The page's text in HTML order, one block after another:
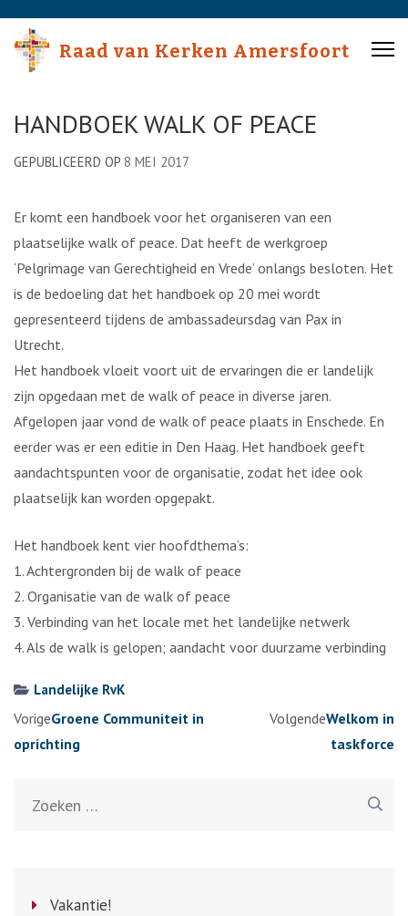
content
Enter)
Raad van Kerken Amersfoort
HANDBOEK WALK OF PEACE
GEPUBLICEERD OP 8 MEI 2017
Er komt een handboek voor het organiseren van een
plaatselijke walk of peace. Dat heeft de werkgroep
‘Pelgrimage van Gerechtigheid en Vrede’ onlangs besloten. Het
is de bedoeling dat het handboek op 20 mei wordt
gepresenteerd tijdens de ambassadeursdag van Pax in
Utrecht.
Het handboek vloeit voort uit de ervaringen die er landelijk
zijn opgedaan met de walk of peace in diverse jaren.
Afgelopen jaar vond de walk of peace plaats in Enschede. En
eerder was er een editie in Den Haag. Het handboek geeft
aandachtspunten voor de organisatie, zodat het idee ook
plaatselijk kan worden opgepakt.
Het handboek kent vier hoofdthema’s:
1. Achtergronden bij de walk of peace
2. Organisatie van de walk of peace
3. Verbinding van het locale met het landelijke netwerk
4. Als de walk is gelopen; aandacht voor duurzame verbinding
Landelijke RvK
Berichtennavigatie
VorigeGroene Communiteit in
oprichting
VolgendeWelkom in
taskforce
Vakantie!